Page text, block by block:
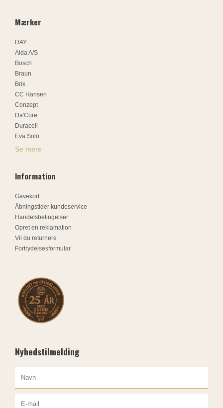
Mærker
DAY
Aida A/S
Bosch
Braun
Brix
CC Hansen
Conzept
Da'Core
Duracell
Eva Solo
Se mere
Information
Gavekort
Åbningstider kundeservice
Handelsbetingelser
Opret en reklamation
Vil du returnere
Fortrydelsesformular
Nyhedstilmelding